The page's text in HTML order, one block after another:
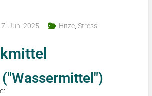
7. Juni 2025 Hitze, Stress